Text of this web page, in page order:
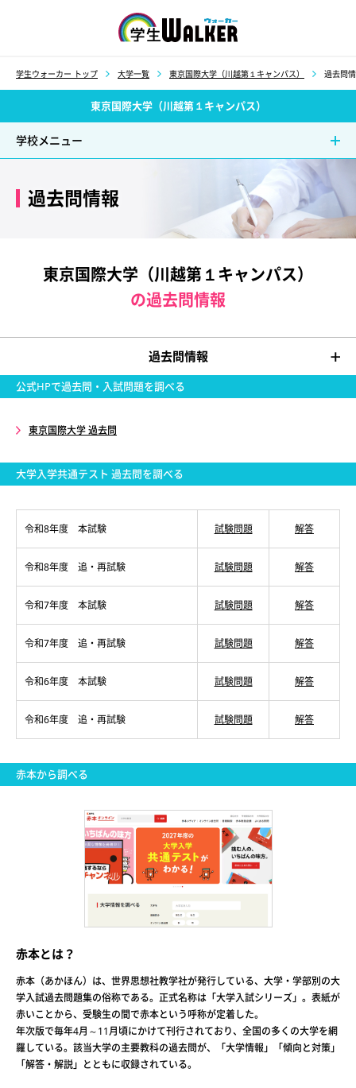
学生ウォーカー トップ 大学一覧 東京国際大学（川越第１キャンパス） 過去問
東京国際大学（川越第１キャンパス）
学校メニュー
過去問情報
東京国際大学（川越第１キャンパス）
の過去問情報
過去問情報
公式HPで過去問・入試問題を調べる
東京国際大学 過去問
大学入学共通テスト 過去問を調べる
令和8年度 本試験 試験問題 解答
令和8年度 追・再試験 試験問題 解答
令和7年度 本試験 試験問題 解答
令和7年度 追・再試験 試験問題 解答
令和6年度 本試験 試験問題 解答
令和6年度 追・再試験 試験問題 解答
赤本から調べる
赤本とは？
赤本（あかほん）は、世界思想社教学社が発行している、大学・学部別の大
学入試過去問題集の俗称である。正式名称は「大学入試シリーズ」。表紙が
赤いことから、受験生の間で赤本という呼称が定着した。
年次版で毎年4月～11月頃にかけて刊行されており、全国の多くの大学を網
羅している。該当大学の主要教科の過去問が、「大学情報」「傾向と対策」
「解答・解説」とともに収録されている。